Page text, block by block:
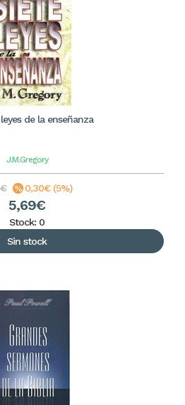
de la enseñanza
J.M.Gregory
0,30€ (5%)
5,69€
Stock: 0
Sin stock